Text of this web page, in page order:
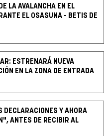
LA AVALANCHA EN EL
EL OSASUNA - BETIS DE
ESTRENARÁ NUEVA
EN LA ZONA DE ENTRADA
DECLARACIONES Y AHORA
ANTES DE RECIBIR AL